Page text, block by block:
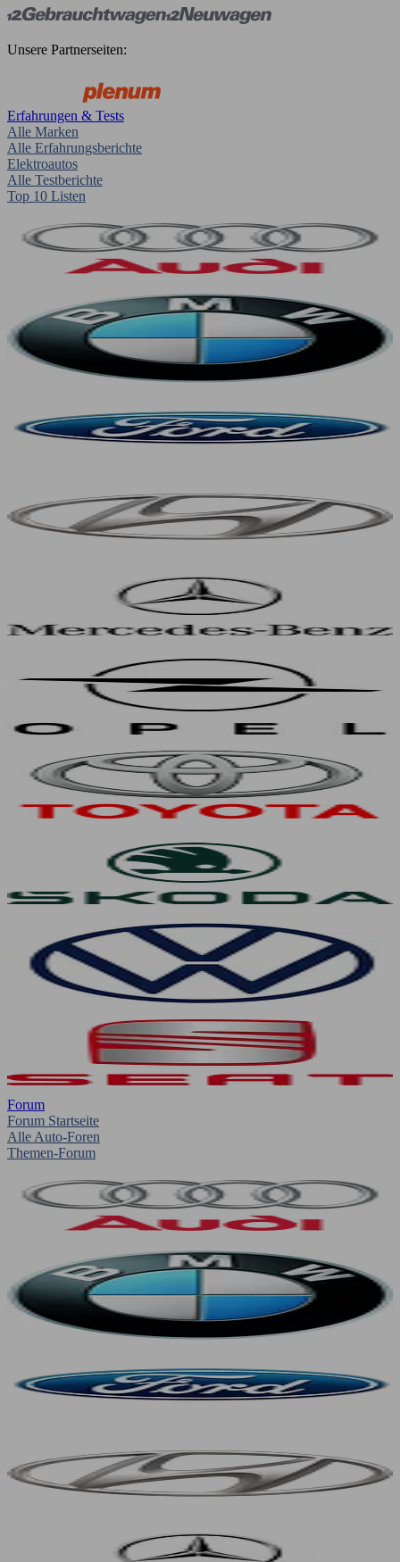
Unsere Partnerseiten:
Erfahrungen & Tests
Alle Marken
Alle Erfahrungsberichte
Elektroautos
Alle Testberichte
Top 10 Listen
Forum
Forum Startseite
Alle Auto-Foren
Themen-Forum